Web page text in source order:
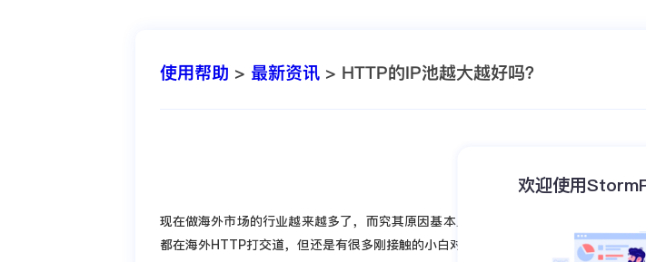
使用帮助 > 最新资讯> HTTP的IP池越大越好吗？
现在做海外市场的行业越来越多了，而究其原因基本上是因为国内行业太卷，比如
都在海外HTTP打交道，但还是有很多刚接触的小白对此不太了解，特别是对于海外
欢迎使用